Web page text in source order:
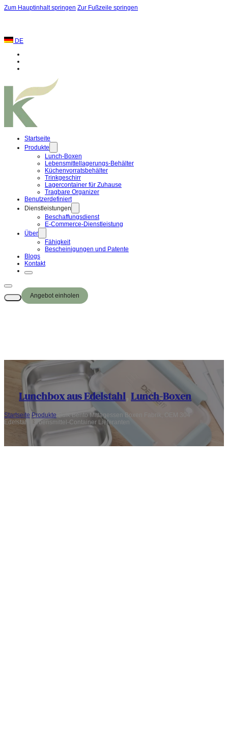
Zum Hauptinhalt springen Zur Fußzeile springen
DE
Startseite
Produkte
Lunch-Boxen
Lebensmittellagerungs-Behälter
Küchenvorratsbehälter
Trinkgeschirr
Lagercontainer für Zuhause
Tragbare Organizer
Benutzerdefiniert
Dienstleistungen
Beschaffungsdienst
E-Commerce-Dienstleistung
Über
Fähigkeit
Bescheinigungen und Patente
Blogs
Kontakt
Angebot einholen
Lunchbox aus Edelstahl ,Lunch-Boxen
Startseite Produkte
Bulk Bento Mittagessen Boxen Fabrik, OEM 304
Edelstahl Lebensmittel-Container Lieferanten